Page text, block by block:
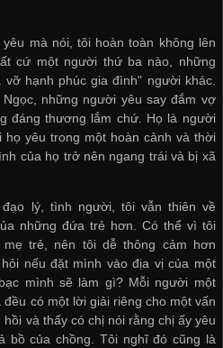
mà nói, tôi hoàn toàn không lên
cứ một người thứ ba nào, những
hạnh phúc gia đình" người khác.
những người yêu say đắm vợ
đáng thương lắm chứ. Họ là người
yêu trong một hoàn cảnh và thời
của họ trở nên ngang trái và bị xã
lý, tình người, tôi vẫn thiên về
những đứa trẻ hơn. Có thể vì tôi
trẻ, nên tôi dễ thông cảm hơn
nếu đặt mình vào địa vị của một
mình sẽ làm gì? Mỗi người một
có một lời giải riêng cho một vấn
và thấy có chị nói rằng chị ấy yêu
bồ của chồng. Tôi nghĩ đó cũng là